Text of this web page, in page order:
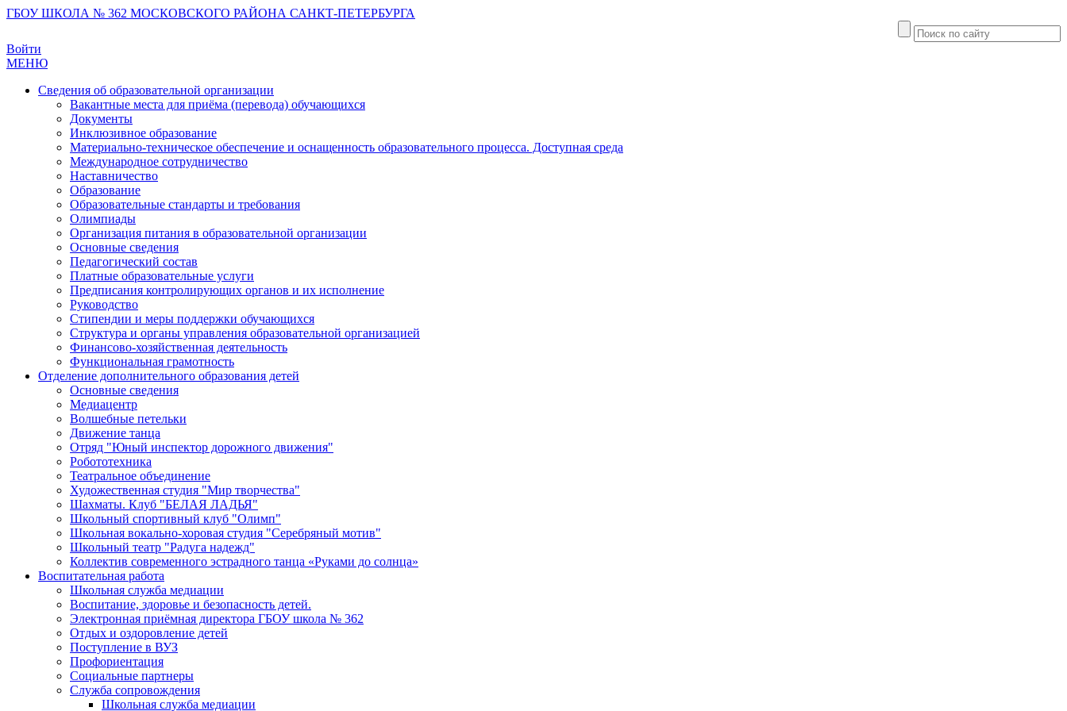
ГБОУ ШКОЛА № 362 МОСКОВСКОГО РАЙОНА САНКТ-ПЕТЕРБУРГА
Войти
МЕНЮ
Сведения об образовательной организации
Вакантные места для приёма (перевода) обучающихся
Документы
Инклюзивное образование
Материально-техническое обеспечение и оснащенность образовательного процесса. Доступная среда
Международное сотрудничество
Наставничество
Образование
Образовательные стандарты и требования
Олимпиады
Организация питания в образовательной организации
Основные сведения
Педагогический состав
Платные образовательные услуги
Предписания контролирующих органов и их исполнение
Руководство
Стипендии и меры поддержки обучающихся
Структура и органы управления образовательной организацией
Финансово-хозяйственная деятельность
Функциональная грамотность
Отделение дополнительного образования детей
Основные сведения
Медиацентр
Волшебные петельки
Движение танца
Отряд "Юный инспектор дорожного движения"
Робототехника
Театральное объединение
Художественная студия "Мир творчества"
Шахматы. Клуб "БЕЛАЯ ЛАДЬЯ"
Школьный спортивный клуб "Олимп"
Школьная вокально-хоровая студия "Серебряный мотив"
Школьный театр "Радуга надежд"
Коллектив современного эстрадного танца «Руками до солнца»
Воспитательная работа
Школьная служба медиации
Воспитание, здоровье и безопасность детей.
Электронная приёмная директора ГБОУ школа № 362
Отдых и оздоровление детей
Поступление в ВУЗ
Профориентация
Социальные партнеры
Служба сопровождения
Школьная служба медиации